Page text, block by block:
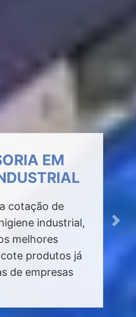
HIGIENE
de Análise
conheça
cote
centenas de
Next